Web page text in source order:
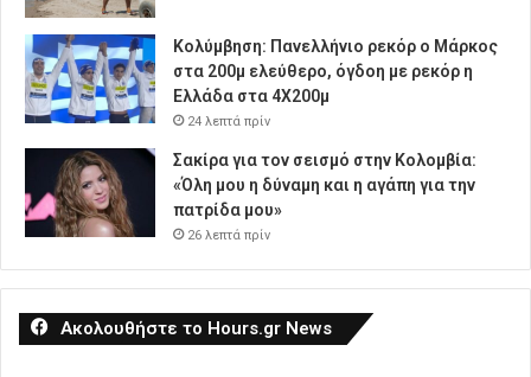
Κολύμβηση: Πανελλήνιο ρεκόρ ο Μάρκος
στα 200μ ελεύθερο, όγδοη με ρεκόρ η
Ελλάδα στα 4Χ200μ
24 λεπτά πρίν
Σακίρα για τον σεισμό στην Κολομβία:
«Όλη μου η δύναμη και η αγάπη για την
πατρίδα μου»
26 λεπτά πρίν
Ακολουθήστε το Hours.gr News